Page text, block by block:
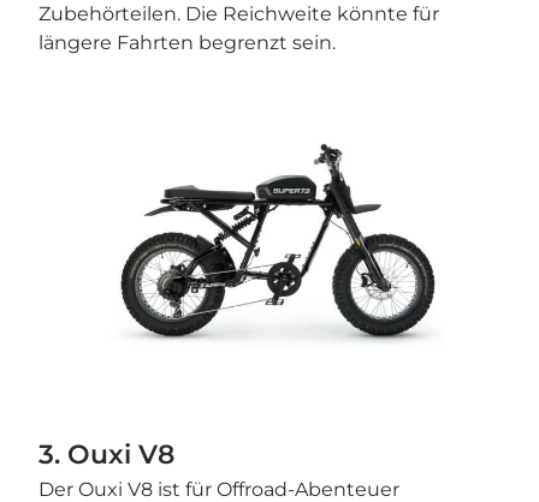
Zubehörteilen. Die Reichweite könnte für
längere Fahrten begrenzt sein.
3. Ouxi V8
Der Ouxi V8 ist für Offroad-Abenteuer